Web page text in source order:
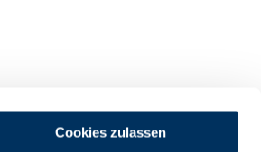
Cookies zulassen